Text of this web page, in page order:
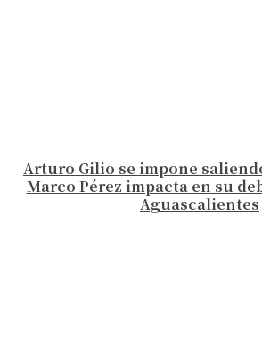
Arturo Gilio se impone
Marco Pérez impacta en su
Aguascalientes